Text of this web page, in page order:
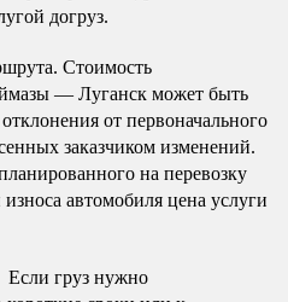
догруз.
Стоимость
— Луганск может быть
от первоначального
заказчиком изменений.
на перевозку
автомобиля цена услуги
Если груз нужно